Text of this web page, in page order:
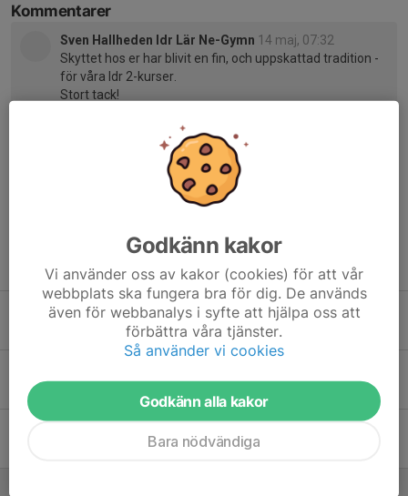
Kommentarer
Sven Hallheden Idr Lär Ne-Gymn 14 maj, 07:32
Skyttet hos er har blivit en fin, och uppskattad tradition -
för våra Idr 2-kurser.
Stort tack!
Anna-Carin Hansson14 maj, 17:27
Tidigare nyheter
KM 50 m 25 augusti
5 aug, 18:27 0
0
Godkänn kakor
Vi använder oss av kakor (cookies) för att vår
webbplats ska fungera bra för dig. De används
även för webbanalys i syfte att hjälpa oss att
förbättra våra tjänster.
Så använder vi cookies
Godkänn alla kakor
Bara nödvändiga